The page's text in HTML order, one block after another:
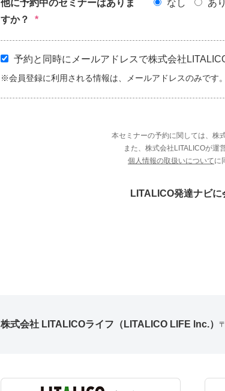
他に予約中のセミナーはありま
すか？
*
なし あり
予約と同時にメールアドレスで株式会社
※会員登録に利用される情報は、メールアドレスのみです。
本セミナーの予約に関しては、株
また、株式会社LITALICOが運
個人情報の取扱いについてに
LITALICO発達ナビ
株式会社 LITALICOライフ（LITALICO LIFE lnc.）